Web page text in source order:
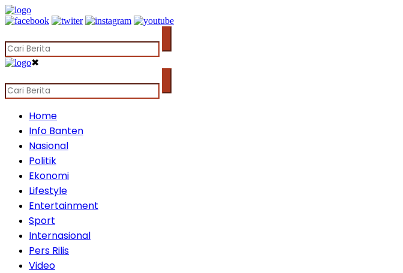
✖
Home
Info Banten
Nasional
Politik
Ekonomi
Lifestyle
Entertainment
Sport
Internasional
Pers Rilis
Video